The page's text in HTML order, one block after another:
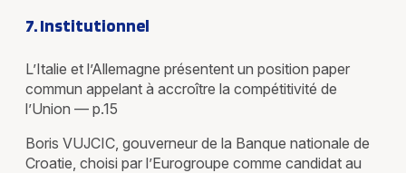
7. Institutionnel
L’Italie et l’Allemagne présentent un position paper
commun appelant à accroître la compétitivité de
l’Union — p.15
Boris VUJCIC, gouverneur de la Banque nationale de
Croatie, choisi par l’Eurogroupe comme candidat au